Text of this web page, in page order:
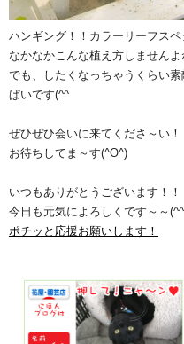
ハンギング！！カラーリーフスペ
なかなかこんな植え方しませんよ
でも、したくなっちゃうくらい
ぱいです(^^ゞ
ぜひぜひ会いに来てくださ～い！
お待ちしてま～す(^O^)
いつもありがとうございます！！
今日も元気によろしくです～～
ポチッと応援お願いします！